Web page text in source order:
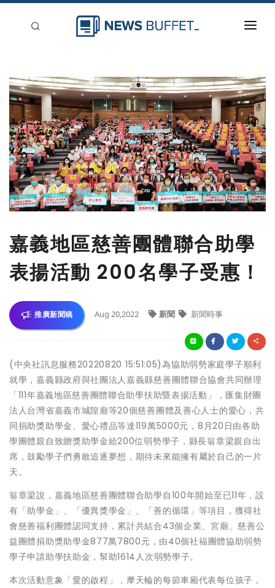
新聞稿分類
登入
刊登
嘉義地區慈善團體聯合助學
表揚活動 200名學子受惠！
推廣新聞稿 Aug 20,2022 新聞 新聞時事
(中央社訊息服務20220820 15:51:05)為協助弱勢家庭學子順利
就學，嘉義縣政府與社團法人嘉義縣慈善團體聯合協會共同辦理
「111年嘉義地區慈善團體聯合助學扶助暨表揚活動」，匯集財團
法人台灣省嘉義市城隍廟等20個慈善團體及善心人士的愛心，共
同捐助獎助學金、愛心禮品等達119萬5000元，8月20日由各助
學團體親自致贈獎助學金給200位弱勢學子，縣長翁章梁親自出
席，鼓勵學子們勇敢追逐夢想，期待未來能擁有屬於自己的一片
天。
翁章梁說，嘉義地區慈善團體聯合助學自100年開始至已11年，設
有「助學金」、「優異獎學金」、「善的循環」等項目，獲得社
會慈善福利團體認同支持，累計共結合43個企業、宮廟、慈善公
益團體捐助獎助學金877萬7800元，由40個社福團體協助弱勢
學子申請助學扶助金，幫助1614人次弱勢學子。
本次活動意象「愛的啟程」，摩天輪的每節車廂代表每位孩子，